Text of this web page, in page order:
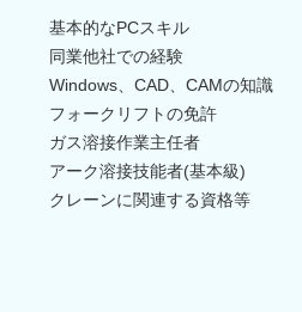
基本的なPCスキル
同業他社での経験
Windows、CAD、CAMの知識
フォークリフトの免許
ガス溶接作業主任者
アーク溶接技能者(基本級)
クレーンに関連する資格等